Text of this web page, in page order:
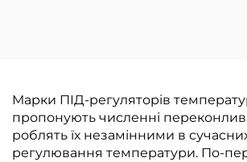
Марки ПІД-регуляторів
пропонують численні
роблять їх незамінними в
регулювання температури. По-